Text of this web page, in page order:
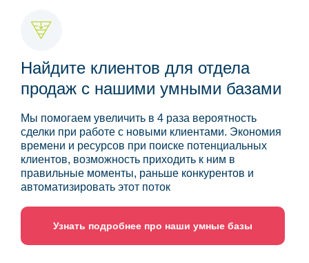
Найдите клиентов для отдела
продаж с нашими умными базами
Мы помогаем увеличить в 4 раза вероятность
сделки при работе с новыми клиентами. Экономия
времени и ресурсов при поиске потенциальных
клиентов, возможность приходить к ним в
правильные моменты, раньше конкурентов и
автоматизировать этот поток
Узнать подробнее про наши умные базы